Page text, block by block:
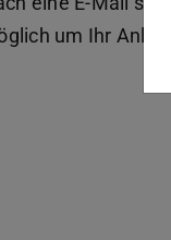
um Ihr